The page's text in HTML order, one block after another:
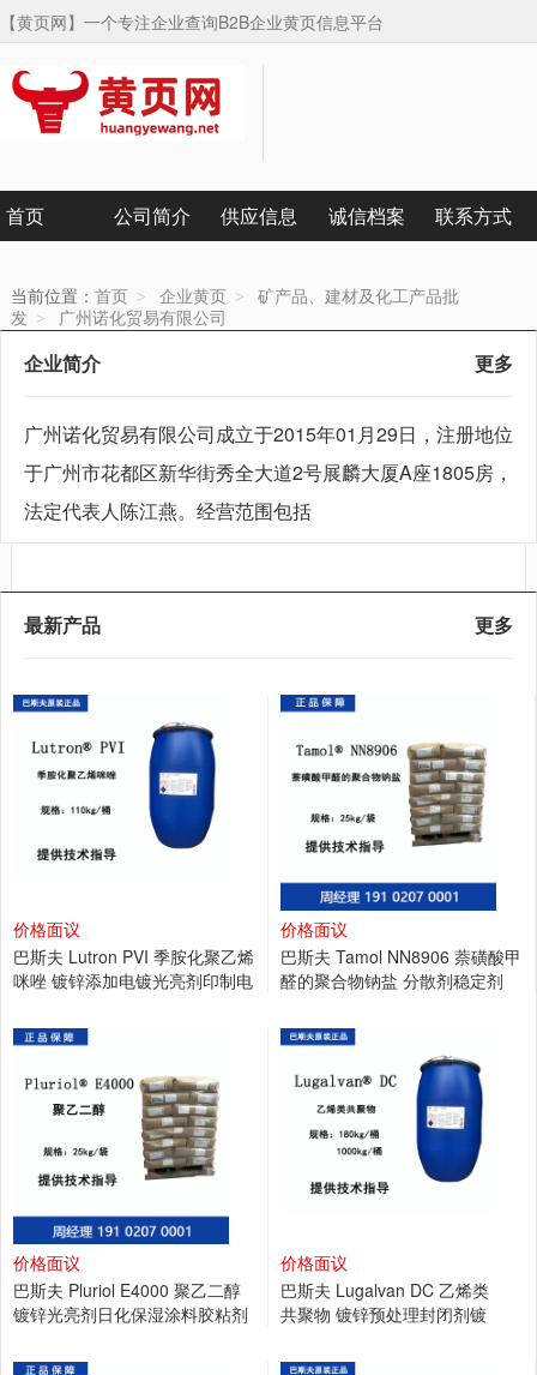
【黄页网】一个专注企业查询B2B企业黄页信息平台
广州诺化贸易有限公司
首页 公司简介 供应信息 诚信档案 联系方式
当前位置： 首页 > 企业黄页 >
矿产品、建材及化工产品批
发 > 广州诺化贸易有限公司
企业简介 更多
广州诺化贸易有限公司成立于2015年01月29日，注册地位
于广州市花都区新华街秀全大道2号展麟大厦A座1805房，
法定代表人陈江燕。经营范围包括
最新产品 更多
价格面议
巴斯夫 Lutron PVI 季胺化聚乙烯
咪唑 镀锌添加电镀光亮剂印制电
价格面议
巴斯夫 Tamol NN8906 萘磺酸甲
醛的聚合物钠盐 分散剂稳定剂
价格面议
巴斯夫 Pluriol E4000 聚乙二醇
镀锌光亮剂日化保湿涂料胶粘剂
价格面议
巴斯夫 Lugalvan DC 乙烯类
共聚物 镀锌预处理封闭剂镀